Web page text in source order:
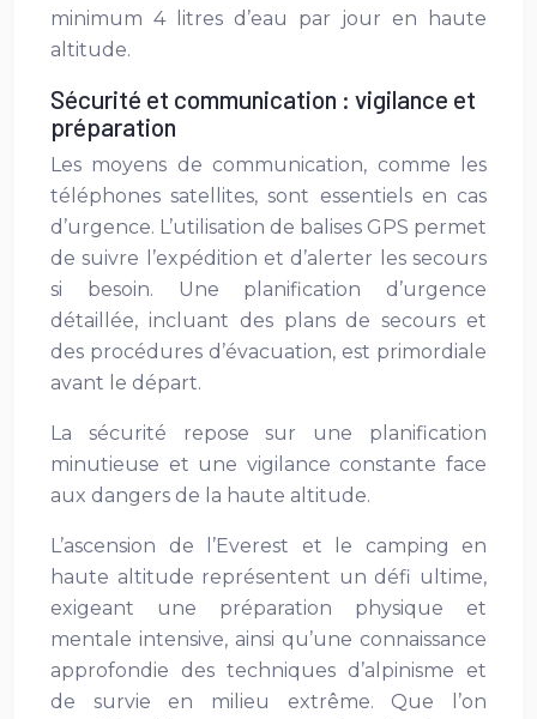
minimum 4 litres d’eau par jour en haute
altitude.
Sécurité et communication : vigilance et
préparation
Les moyens de communication, comme les
téléphones satellites, sont essentiels en cas
d’urgence. L’utilisation de balises GPS permet
de suivre l’expédition et d’alerter les secours
si besoin. Une planification d’urgence
détaillée, incluant des plans de secours et
des procédures d’évacuation, est primordiale
avant le départ.
La sécurité repose sur une planification
minutieuse et une vigilance constante face
aux dangers de la haute altitude.
L’ascension de l’Everest et le camping en
haute altitude représentent un défi ultime,
exigeant une préparation physique et
mentale intensive, ainsi qu’une connaissance
approfondie des techniques d’alpinisme et
de survie en milieu extrême. Que l’on